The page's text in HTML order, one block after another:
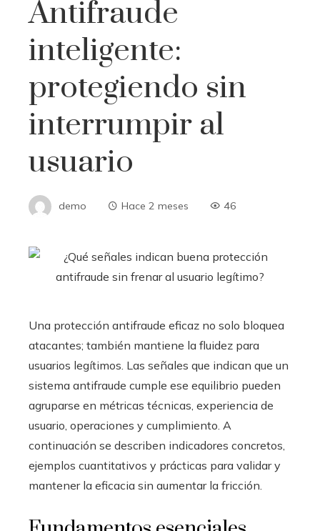
Antifraude
inteligente:
protegiendo sin
interrumpir al
usuario
demo Hace 2 meses 46
Una protección antifraude eficaz no solo bloquea
atacantes; también mantiene la fluidez para
usuarios legítimos. Las señales que indican que un
sistema antifraude cumple ese equilibrio pueden
agruparse en métricas técnicas, experiencia de
usuario, operaciones y cumplimiento. A
continuación se describen indicadores concretos,
ejemplos cuantitativos y prácticas para validar y
mantener la eficacia sin aumentar la fricción.